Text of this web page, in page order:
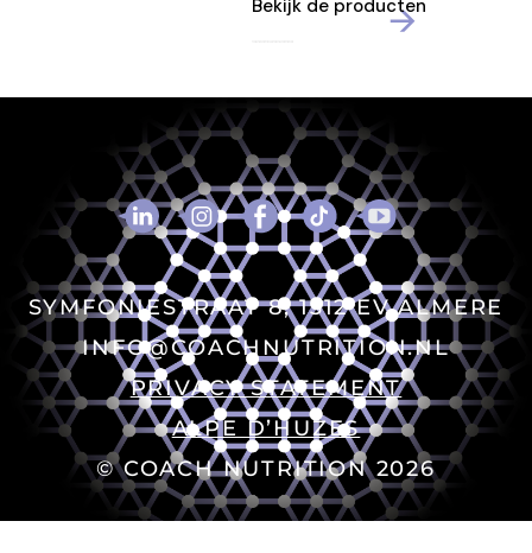
Bekijk de producten
SYMFONIESTRAAT 8, 1312 EV ALMERE
INFO@COACHNUTRITION.NL
PRIVACY STATEMENT
ALPE D’HUZES
© COACH NUTRITION 2026